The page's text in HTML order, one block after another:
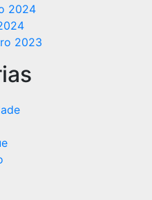
2024
2023